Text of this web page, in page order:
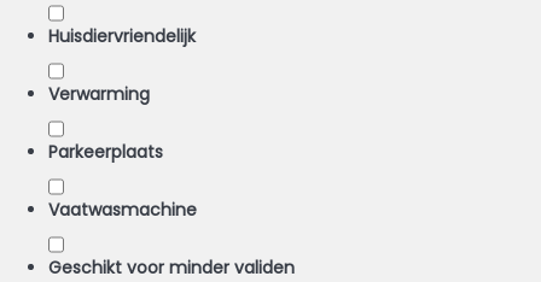
Huisdiervriendelijk
Verwarming
Parkeerplaats
Vaatwasmachine
Geschikt voor minder validen